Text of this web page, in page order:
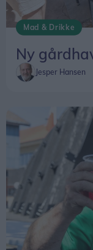
Mad & Drikke
Ny
Jesper Hansen